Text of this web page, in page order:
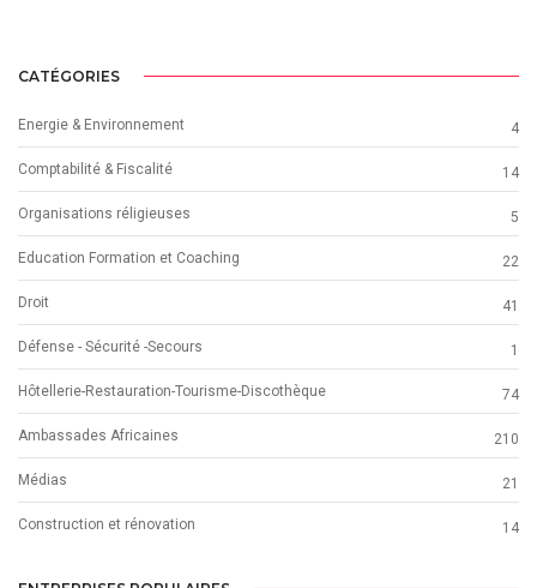
CATÉGORIES
Energie & Environnement 4
Comptabilité & Fiscalité 14
Organisations réligieuses 5
Education Formation et Coaching 22
Droit 41
Défense - Sécurité -Secours 1
Hôtellerie-Restauration-Tourisme-Discothèque 74
Ambassades Africaines 210
Médias 21
Construction et rénovation 14